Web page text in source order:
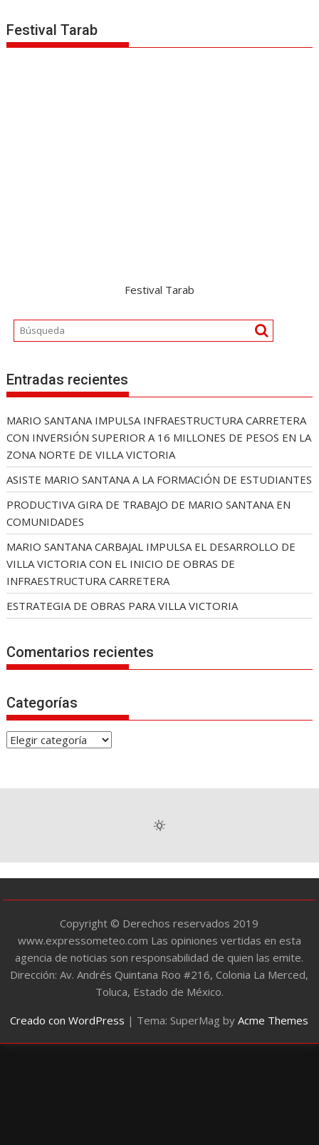
Festival Tarab
Festival Tarab
Entradas recientes
MARIO SANTANA IMPULSA INFRAESTRUCTURA CARRETERA
CON INVERSIÓN SUPERIOR A 16 MILLONES DE PESOS EN LA
ZONA NORTE DE VILLA VICTORIA
ASISTE MARIO SANTANA A LA FORMACIÓN DE ESTUDIANTES
PRODUCTIVA GIRA DE TRABAJO DE MARIO SANTANA EN
COMUNIDADES
MARIO SANTANA CARBAJAL IMPULSA EL DESARROLLO DE
VILLA VICTORIA CON EL INICIO DE OBRAS DE
INFRAESTRUCTURA CARRETERA
ESTRATEGIA DE OBRAS PARA VILLA VICTORIA
Comentarios recientes
Categorías
C
e
í
a
Copyright © Derechos reservados 2019
www.expressometeo.com Las opiniones vertidas en esta
agencia de noticias son responsabilidad de quien las emite.
Dirección: Av. Andrés Quintana Roo #216, Colonia La Merced,
Toluca, Estado de México.
Creado con WordPress | Tema: SuperMag byAcme Themes